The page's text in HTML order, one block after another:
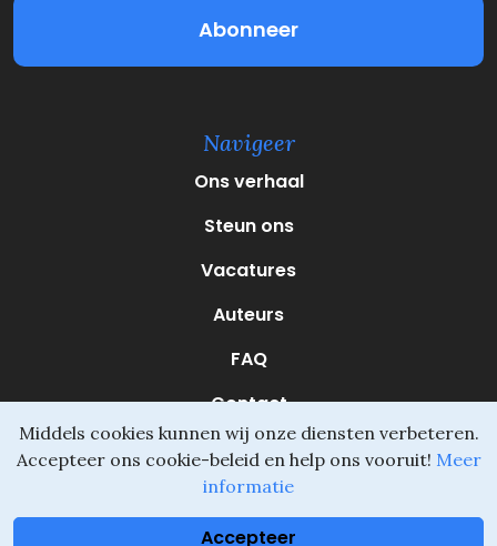
l
V
i
t
Navigeer
Ons verhaal
Steun ons
Vacatures
Auteurs
FAQ
Contact
Middels cookies kunnen wij onze diensten verbeteren.
Accepteer ons cookie-beleid en help ons vooruit! Meer
informatie
Accepteer